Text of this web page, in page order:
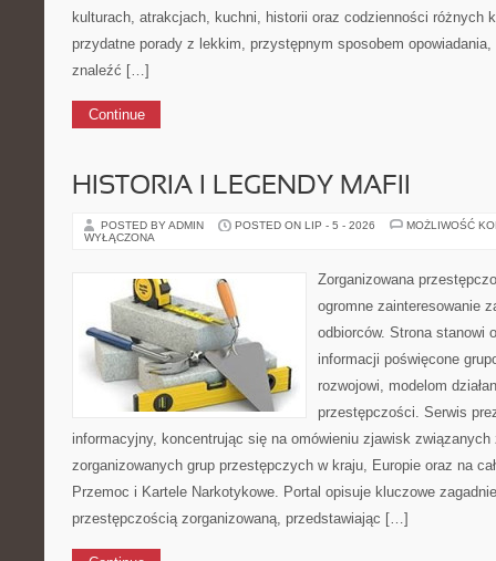
kulturach, atrakcjach, kuchni, historii oraz codzienności różnych
przydatne porady z lekkim, przystępnym sposobem
znaleźć […]
Continue
HISTORIA I LEGENDY MAFII
POSTED BY ADMIN POSTED ON LIP - 5 - 2026
MOŻLIWOŚĆ
WYŁĄCZONA
Zorganizowana
ogromne zainteresowanie
odbiorców. Strona stanowi
informacji poświęcone
rozwojowi, modelom
przestępczości. Serwis
informacyjny, koncentrując się na omówieniu zjawisk związanych
zorganizowanych grup przestępczych w kraju, Europie oraz na
Przemoc i Kartele Narkotykowe. Portal opisuje kluczowe
przestępczością zorganizowaną, przedstawiając […]